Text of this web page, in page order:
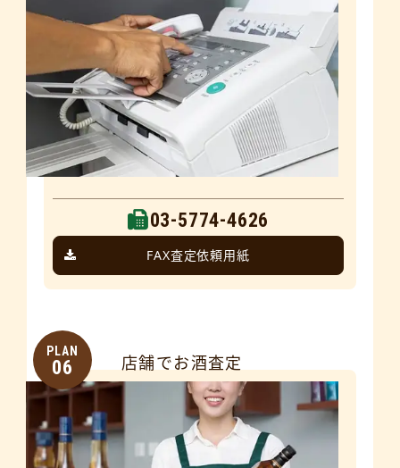
03-5774-4626
FAX査定依頼用紙
PLAN
06 店舗でお酒査定